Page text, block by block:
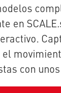
en
con